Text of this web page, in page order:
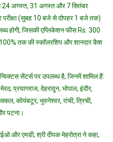
24 अगस्त, 31 अगस्त और 7 सितंबर
(सुबह 10 बजे से दोपहर 1 बजे तक)
होगी, जिसकी एप्लिकेशन फीस Rs. 300
तक की स्कॉलरशिप और शानदार कैश
सेंटर्स पर उपलब्ध है, जिनमें शामिल हैं:
प्रयागराज, देहरादून, भोपाल, इंदौर,
कोयंबटूर, भुवनेश्वर, रांची, त्रिची,
पटना।
और एमडी, श्री दीपक मेहरोत्रा ने कहा,